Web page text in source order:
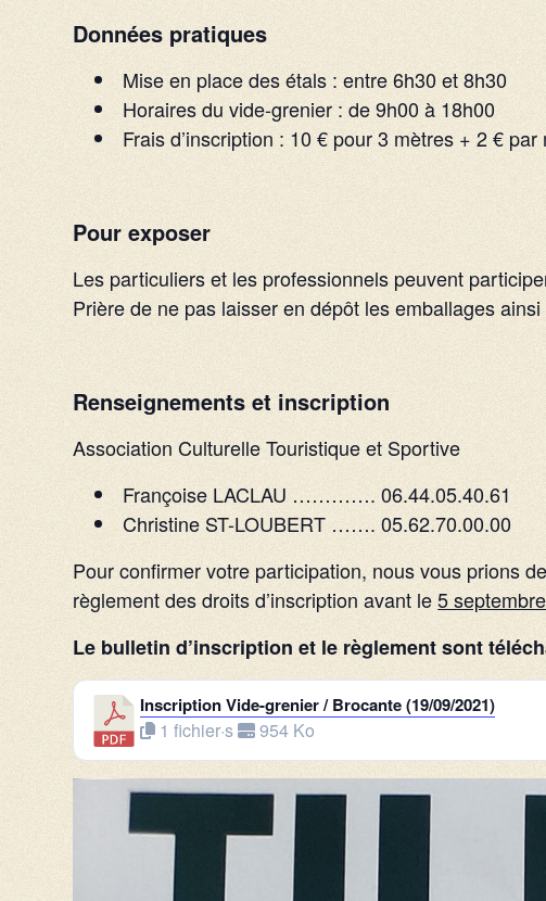
Données pratiques
Mise en place des étals : entre 6h30 et 8h30
Horaires du vide-grenier : de 9h00 à 18h00
Frais d’inscription : 10 € pour 3 mètres + 2 €
Pour exposer
Les particuliers et les professionnels peuvent
Prière de ne pas laisser en dépôt les emballages
Renseignements et inscription
Association Culturelle Touristique et Sportive
Françoise LACLAU …………. 06.44.05.40.61
Christine ST-LOUBERT ……. 05.62.70.00.00
Pour confirmer votre participation, nous vous prions
règlement des droits d’inscription avant le5
Le bulletin d’inscription et le règlement sont
Inscription Vide-grenier / Brocante (19/09/2021)
1 fichier·s 954 Ko